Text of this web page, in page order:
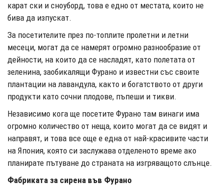
карат ски и сноуборд, това е едно от местата, които не
бива да изпускат.
За посетителите през по-топлите пролетни и летни
месеци, могат да се намерят огромно разнообразие от
дейности, на които да се насладят, като полетата от
зеленина, заобикалящи Фурано и известни със своите
плантации на лавандула, както и богатството от други
продукти като сочни плодове, пъпеши и тикви.
Независимо кога ще посетите Фурано там винаги има
огромно количество от неща, които могат да се видят и
направят, и това все още е една от най-красивите части
на Япония, която си заслужава отделеното време ако
планирате пътуване до страната на изгряващото слънце.
Фабриката за сирена във Фурано